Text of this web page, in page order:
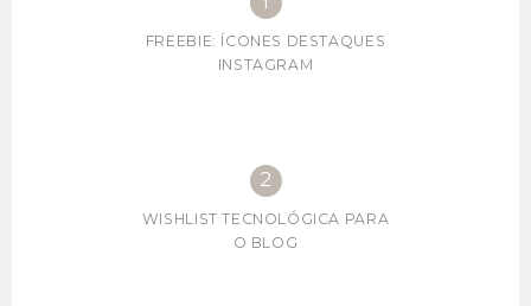
FREEBIE: ÍCONES DESTAQUES
INSTAGRAM
WISHLIST TECNOLÓGICA PARA
O BLOG